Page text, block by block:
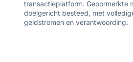
transactieplatform. Geoormerkte
doelgericht besteed, met
geldstromen en verantwoording.